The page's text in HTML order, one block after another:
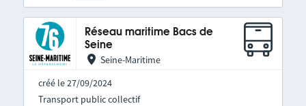
Réseau maritime Bacs de
Seine
Seine-Maritime
créé le 27/09/2024
Transport public collectif